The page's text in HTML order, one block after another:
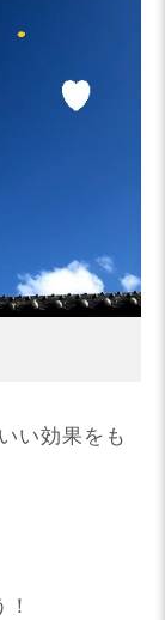
い効果をも